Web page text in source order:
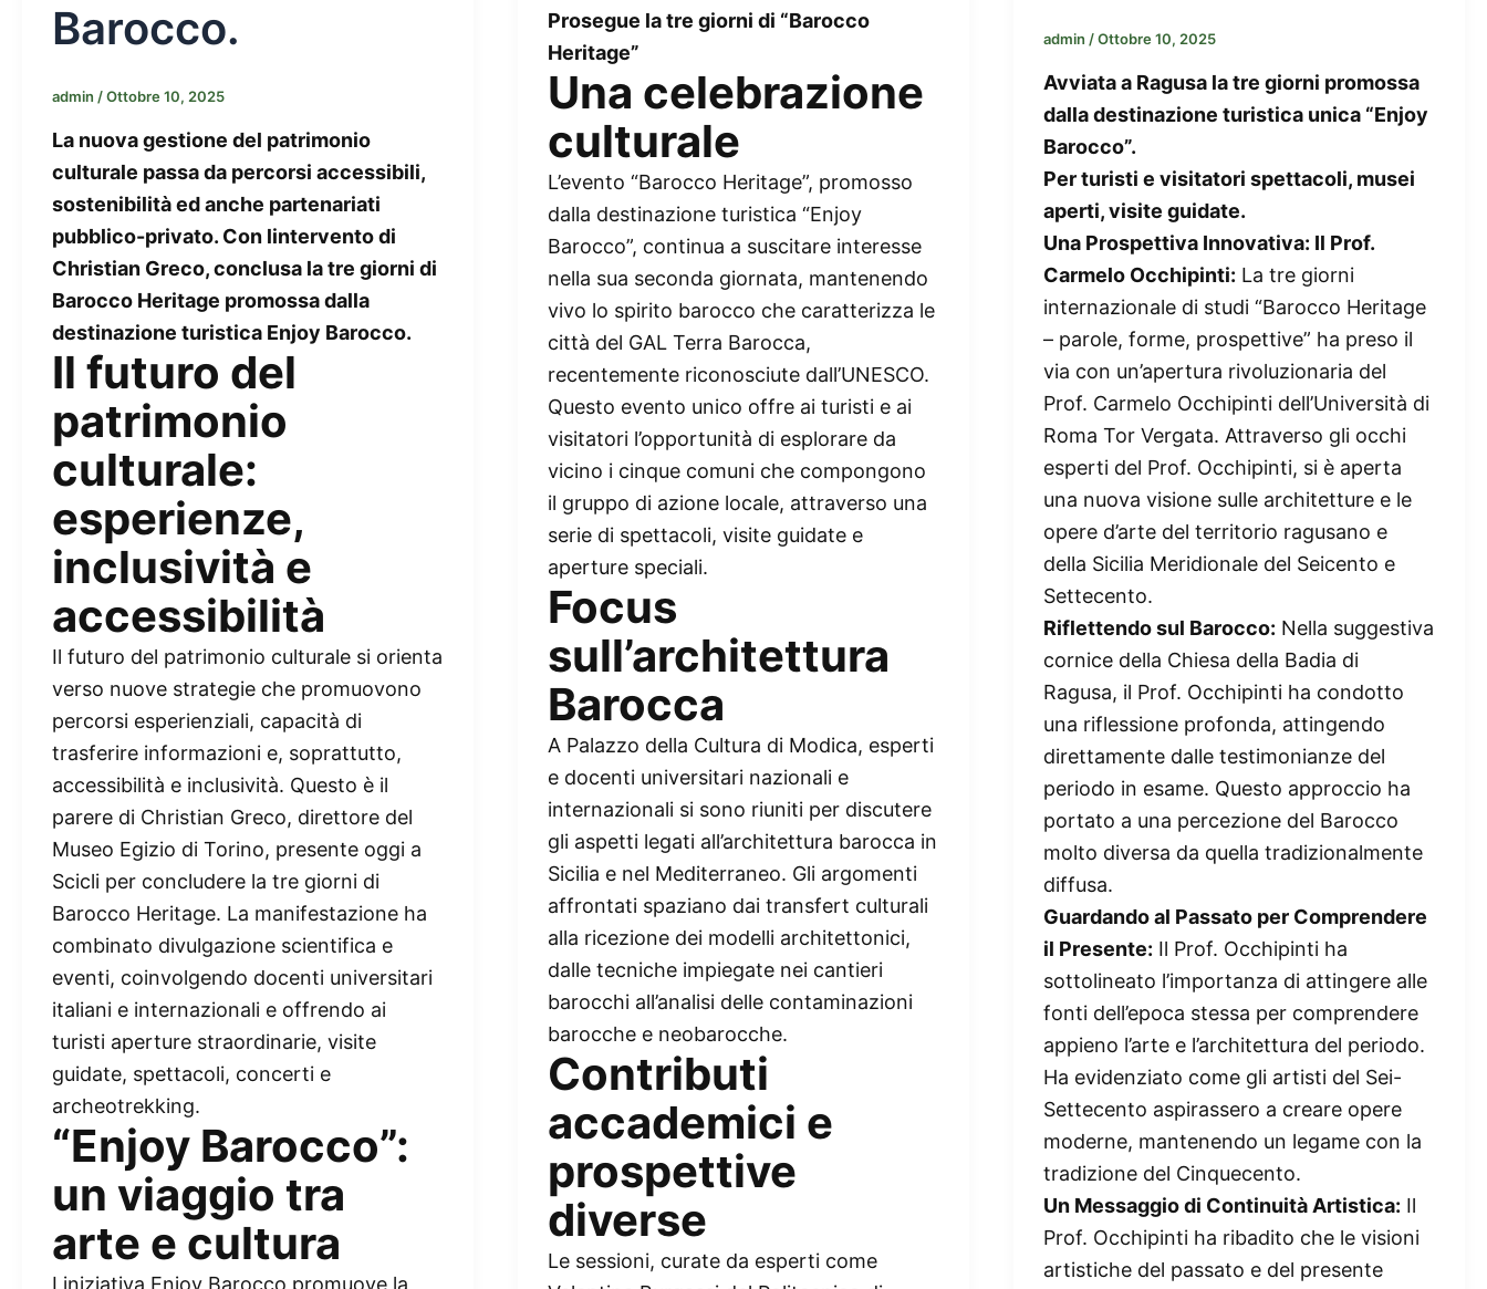
Barocco.
admin /Ottobre 10, 2025
La nuova gestione del patrimonio
culturale passa da percorsi accessibili,
sostenibilità ed anche partenariati
pubblico-privato. Con lintervento di
Christian Greco, conclusa la tre giorni di
Barocco Heritage promossa dalla
destinazione turistica Enjoy Barocco.
Il futuro del
patrimonio
culturale:
esperienze,
inclusività e
accessibilità
Il futuro del patrimonio culturale si orienta
verso nuove strategie che promuovono
percorsi esperienziali, capacità di
trasferire informazioni e, soprattutto,
accessibilità e inclusività. Questo è il
parere di Christian Greco, direttore del
Museo Egizio di Torino, presente oggi a
Scicli per concludere la tre giorni di
Barocco Heritage. La manifestazione ha
combinato divulgazione scientifica e
eventi, coinvolgendo docenti universitari
italiani e internazionali e offrendo ai
turisti aperture straordinarie, visite
guidate, spettacoli, concerti e
archeotrekking.
“Enjoy Barocco”:
un viaggio tra
arte e cultura
Liniziativa Enjoy Barocco promuove la
Prosegue la tre giorni di “Barocco
Heritage”
Una celebrazione
culturale
L’evento “Barocco Heritage”, promosso
dalla destinazione turistica “Enjoy
Barocco”, continua a suscitare interesse
nella sua seconda giornata, mantenendo
vivo lo spirito barocco che caratterizza le
città del GAL Terra Barocca,
recentemente riconosciute dall’UNESCO.
Questo evento unico offre ai turisti e ai
visitatori l’opportunità di esplorare da
vicino i cinque comuni che compongono
il gruppo di azione locale, attraverso una
serie di spettacoli, visite guidate e
aperture speciali.
Focus
sull’architettura
Barocca
A Palazzo della Cultura di Modica, esperti
e docenti universitari nazionali e
internazionali si sono riuniti per discutere
gli aspetti legati all’architettura barocca in
Sicilia e nel Mediterraneo. Gli argomenti
affrontati spaziano dai transfert culturali
alla ricezione dei modelli architettonici,
dalle tecniche impiegate nei cantieri
barocchi all’analisi delle contaminazioni
barocche e neobarocche.
Contributi
accademici e
prospettive
diverse
Le sessioni, curate da esperti come
admin /Ottobre 10, 2025
Avviata a Ragusa la tre giorni promossa
dalla destinazione turistica unica “Enjoy
Barocco”.
Per turisti e visitatori spettacoli, musei
aperti, visite guidate.
Una Prospettiva Innovativa: Il Prof.
Carmelo Occhipinti: La tre giorni
internazionale di studi “Barocco Heritage
– parole, forme, prospettive” ha preso il
via con un’apertura rivoluzionaria del
Prof. Carmelo Occhipinti dell’Università di
Roma Tor Vergata. Attraverso gli occhi
esperti del Prof. Occhipinti, si è aperta
una nuova visione sulle architetture e le
opere d’arte del territorio ragusano e
della Sicilia Meridionale del Seicento e
Settecento.
Riflettendo sul Barocco: Nella suggestiva
cornice della Chiesa della Badia di
Ragusa, il Prof. Occhipinti ha condotto
una riflessione profonda, attingendo
direttamente dalle testimonianze del
periodo in esame. Questo approccio ha
portato a una percezione del Barocco
molto diversa da quella tradizionalmente
diffusa.
Guardando al Passato per Comprendere
il Presente: Il Prof. Occhipinti ha
sottolineato l’importanza di attingere alle
fonti dell’epoca stessa per comprendere
appieno l’arte e l’architettura del periodo.
Ha evidenziato come gli artisti del Sei-
Settecento aspirassero a creare opere
moderne, mantenendo un legame con la
tradizione del Cinquecento.
Un Messaggio di Continuità Artistica: Il
Prof. Occhipinti ha ribadito che le visioni
artistiche del passato e del presente